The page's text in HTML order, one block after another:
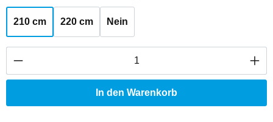
210 cm 220 cm Nein
Produkt Anzahl: Gib den gewünschten
In den Warenkorb